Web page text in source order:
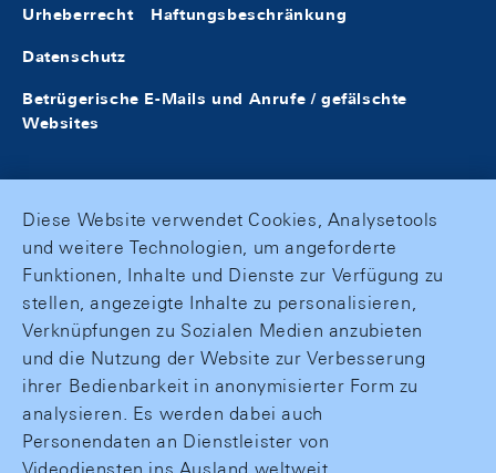
Urheberrecht Haftungsbeschränkung
Datenschutz
Betrügerische E-Mails und Anrufe / gefälschte
Websites
Diese Website verwendet Cookies, Analysetools
und weitere Technologien, um angeforderte
Funktionen, Inhalte und Dienste zur Verfügung zu
stellen, angezeigte Inhalte zu personalisieren,
Verknüpfungen zu Sozialen Medien anzubieten
und die Nutzung der Website zur Verbesserung
ihrer Bedienbarkeit in anonymisierter Form zu
analysieren. Es werden dabei auch
Personendaten an Dienstleister von